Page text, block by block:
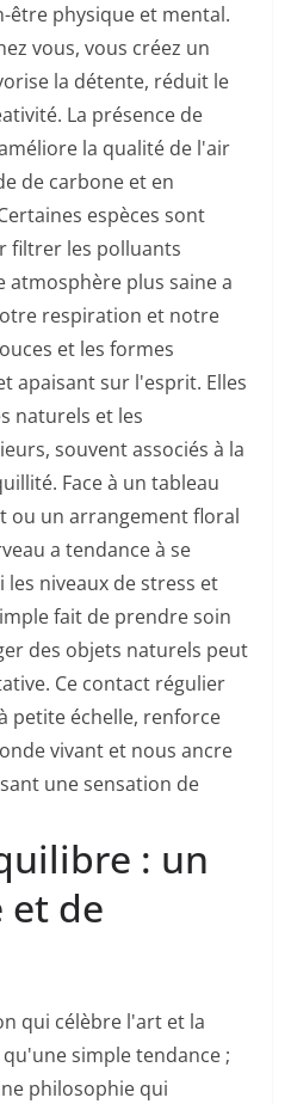
être physique et mental.
vous, vous créez un
la détente, réduit le
La présence de
la qualité de l'air
de carbone et en
espèces sont
filtrer les polluants
atmosphère plus saine a
respiration et notre
et les formes
apaisant sur l'esprit. Elles
naturels et les
souvent associés à la
Face à un tableau
ou un arrangement floral
a tendance à se
niveaux de stress et
fait de prendre soin
des objets naturels peut
Ce contact régulier
petite échelle, renforce
vivant et nous ancre
une sensation de
: un
et de
qui célèbre l'art et la
simple tendance ;
philosophie qui